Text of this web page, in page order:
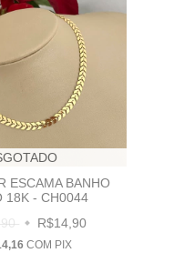
ESCAMA BANHO
18K - CH0044
R$14,90
COM PIX